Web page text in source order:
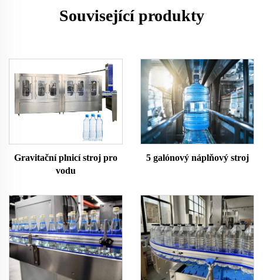
Související produkty
Gravitační plnicí stroj pro
vodu
5 galónový náplňový stroj